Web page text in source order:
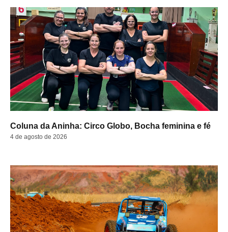
Coluna da Aninha: Circo Globo, Bocha feminina e fé
4 de agosto de 2026